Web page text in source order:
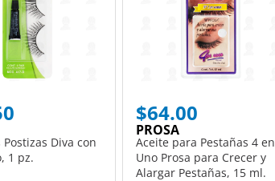
Postizas Diva con
1 pz.
$64.00
PROSA
Aceite para Pestañas 4 en
Uno Prosa para Crecer y
Alargar Pestañas, 15 ml.